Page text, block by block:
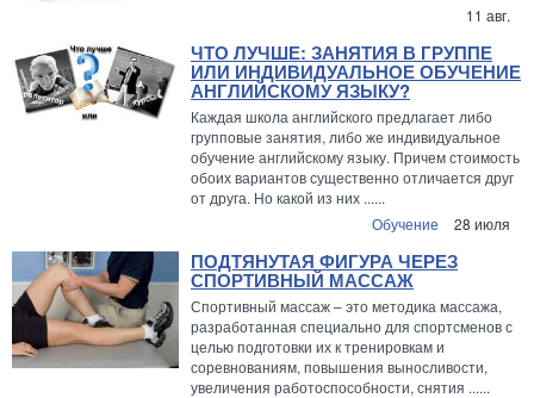
11 авг.
ЧТО ЛУЧШЕ: ЗАНЯТИЯ В ГРУППЕ
ИЛИ ИНДИВИДУАЛЬНОЕ ОБУЧЕНИЕ
АНГЛИЙСКОМУ ЯЗЫКУ?
Каждая школа английского предлагает либо
групповые занятия, либо же индивидуальное
обучение английскому языку. Причем стоимость
обоих вариантов существенно отличается друг
от друга. Но какой из них ......
Обучение
28 июля
ПОДТЯНУТАЯ ФИГУРА ЧЕРЕЗ
СПОРТИВНЫЙ МАССАЖ
Спортивный массаж – это методика массажа,
разработанная специально для спортсменов с
целью подготовки их к тренировкам и
соревнованиям, повышения выносливости,
увеличения работоспособности, снятия ......